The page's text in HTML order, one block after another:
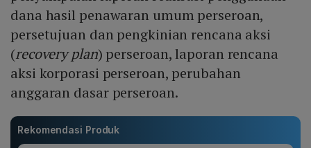
dana hasil penawaran umum perseroan,
persetujuan dan pengkinian rencana aksi
(recoveryplan) perseroan, laporan rencana
aksi korporasi perseroan, perubahan
anggaran dasar perseroan.
Rekomendasi Produk